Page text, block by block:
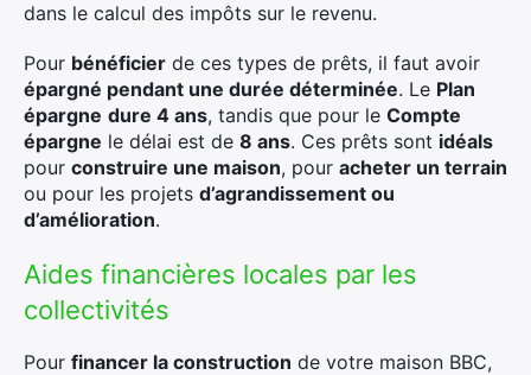
dans le calcul des impôts sur le revenu.
Pour bénéficier de ces types de prêts, il faut avoir
épargné pendant une durée déterminée. Le Plan
épargne dure 4 ans, tandis que pour le Compte
épargne le délai est de 8 ans. Ces prêts sont idéals
pour construire une maison, pour acheter un terrain
ou pour les projets d’agrandissement ou
d’amélioration.
Aides financières locales par les
collectivités
Pour financer la construction de votre maison BBC,